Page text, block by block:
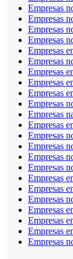
Empresas
Empresas
Empresas
Empresas
Empresas
Empresas
Empresas
Empresas
Empresas
Empresas
Empresas
Empresas
Empresas
Empresas
Empresas
Empresas
Empresas
Empresas
Empresas
Empresas
Empresas
Empresas
Empresas